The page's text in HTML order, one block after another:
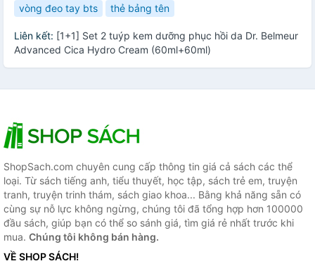
vòng đeo tay bts
thẻ bảng tên
Liên kết: [1+1] Set 2 tuýp kem dưỡng phục hồi da Dr. Belmeur
Advanced Cica Hydro Cream (60ml+60ml)
ShopSach.com chuyên cung cấp thông tin giá cả sách các thể
loại. Từ sách tiếng anh, tiểu thuyết, học tập, sách trẻ em, truyện
tranh, truyện trinh thám, sách giao khoa... Bằng khả năng sẵn có
cùng sự nỗ lực không ngừng, chúng tôi đã tổng hợp hơn 100000
đầu sách, giúp bạn có thể so sánh giá, tìm giá rẻ nhất trước khi
mua. Chúng tôi không bán hàng.
VỀ SHOP SÁCH!